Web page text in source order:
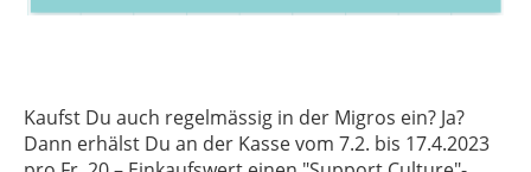
Kaufst Du auch regelmässig in der Migros ein? Ja?
Dann erhälst Du an der Kasse vom 7.2. bis 17.4.2023